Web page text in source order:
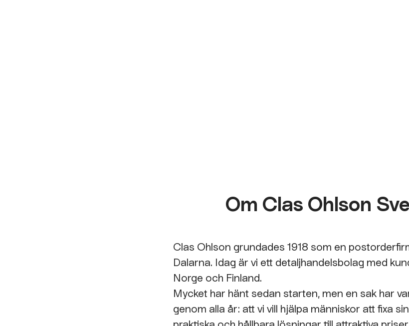
Om Clas Ohlson
Clas Ohlson grundades 1918 som en
Dalarna. Idag är vi ett detaljhandelsbolag med
Norge och Finland.
Mycket har hänt sedan starten, men en sak har
genom alla år: att vi vill hjälpa människor att fixa